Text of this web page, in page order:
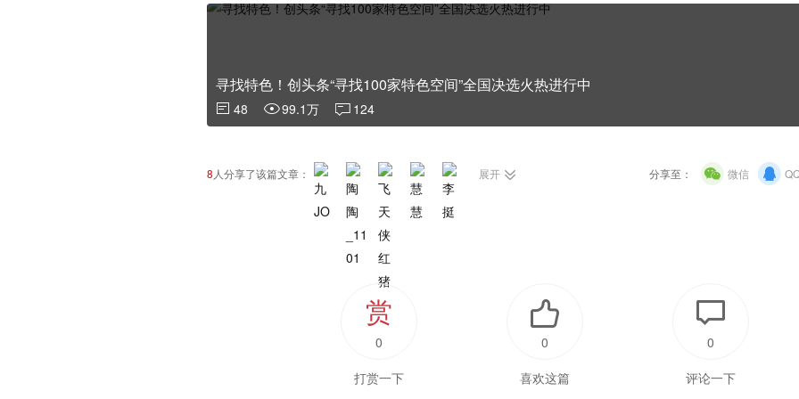
寻找特色！创头条“寻找100家特色空间”全国决选火热进行中
48 99.1万 124
8 人分享了该篇文章： 展开 分享至： 微信
赏
打赏一下
0
喜欢这篇
0
评论一下
0